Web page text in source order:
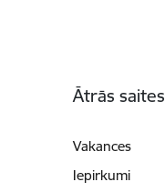
Ātrās saites
Vakances
Iepirkumi